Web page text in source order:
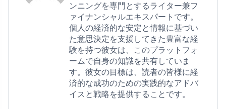
ンニングを専門とするライター兼フ
ァイナンシャルエキスパートです。
個人の経済的な安定と情報に基づい
た意思決定を支援してきた豊富な経
験を持つ彼女は、このプラットフォ
ームで自身の知識を共有していま
す。彼女の目標は、読者の皆様に経
済的な成功のための実践的なアドバ
イスと戦略を提供することです。